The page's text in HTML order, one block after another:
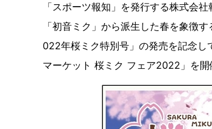
「スポーツ報知」を発行する株式会
「初音ミク」から派生した春を象徴
022年桜ミク特別号」の発売を記念し
マーケット 桜ミク フェア2022」を開